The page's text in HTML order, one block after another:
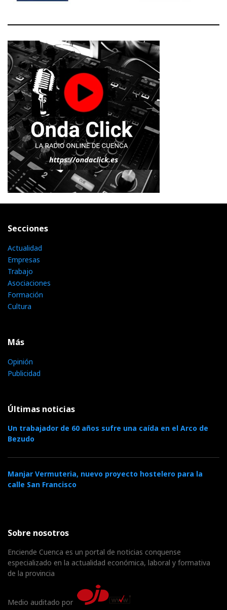
Secciones
Actualidad
Empresas
Trabajo
Asociaciones
Formación
Cultura
Más
Opinión
Publicidad
Últimas noticias
Un trabajador de 60 años sufre una caída en el Arco de
Bezudo
Manjar Vermuteria, nuevo proyecto hostelero para la
calle San Francisco
Sobre nosotros
Enciende Cuenca es un portal de noticias conquense
especializado en la actualidad económica, laboral y formativa
de la provincia
Medio auditado por